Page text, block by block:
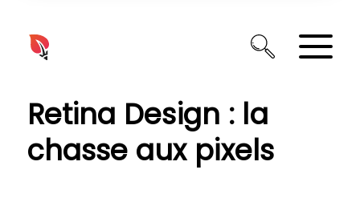
Retina Design : la
chasse aux pixels